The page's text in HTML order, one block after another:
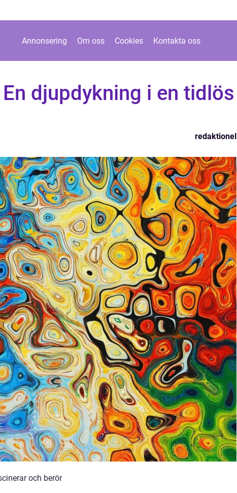
Annonsering Om oss Cookies Kontakta oss
djupdykning i en tidlös
redaktionel
och berör